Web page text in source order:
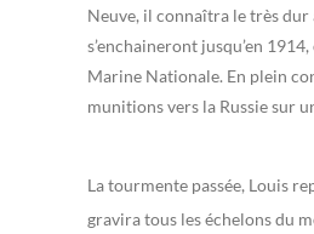
Neuve, il connaîtra le très dur
s’enchaineront jusqu’en
Marine Nationale. En plein
munitions vers la Russie sur
La tourmente passée, Louis
gravira tous les échelons du